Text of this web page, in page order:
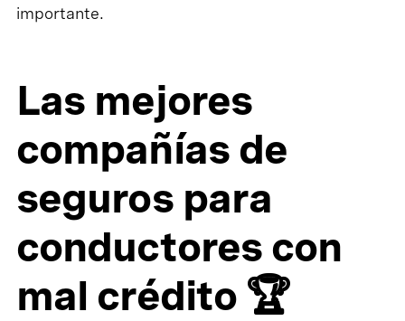
importante.
Las mejores
compañías de
seguros para
conductores con
mal crédito 🏆